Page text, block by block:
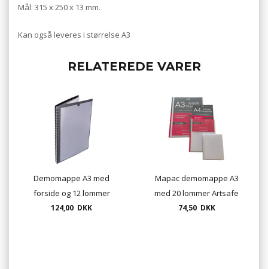
Mål: 315 x 250 x 13 mm.
Kan også leveres i størrelse A3
RELATEREDE VARER
Demomappe A3 med
forside og 12 lommer
124,00 DKK
Mapac demomappe A3
med 20 lommer Artsafe
Presenter
74,50 DKK